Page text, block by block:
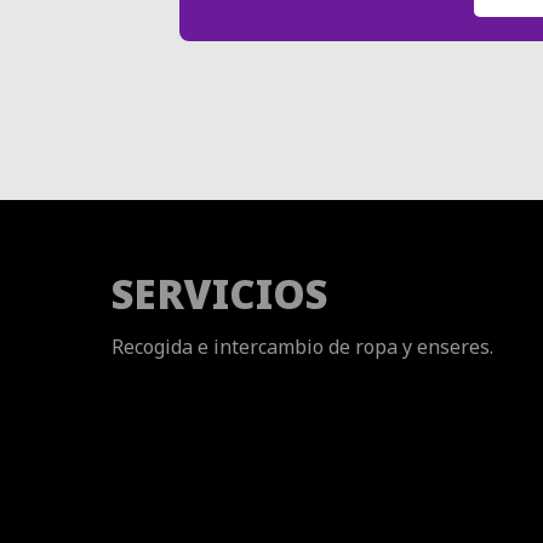
SERVICIOS
Recogida e intercambio de ropa y enseres.